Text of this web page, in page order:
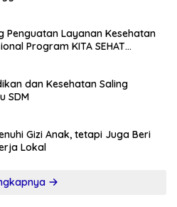
Penguatan Layanan Kesehatan
Program KITA SEHAT
dan Kesehatan Saling
SDM
Gizi Anak, tetapi Juga Beri
Lokal